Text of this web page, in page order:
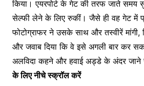
किया। एयरपोर्ट के गेट की तरफ जाते
सेल्फी लेने के लिए रुकीं। जैसे ही वह गेट में
फोटोग्राफर ने उसके साथ और तस्वीरें मांगी,
और जवाब दिया कि वे इसे अगली बार कर
अलविदा कहने और हवाई अड्डे के अंदर
के लिए नीचे स्क्रॉल करें